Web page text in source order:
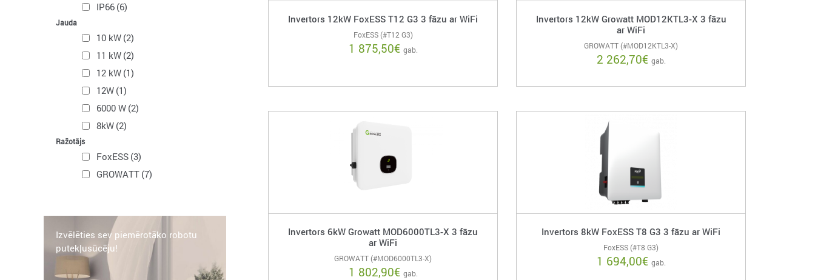
IP66 (6)
Jauda
10 kW (2)
11 kW (2)
12 kW (1)
12W (1)
6000 W (2)
8kW (2)
Ražotājs
FoxESS (3)
GROWATT (7)
Izvēlēties sev piemērotāko robotu
putekļusūcēju!
Invertors 12kW FoxESS T12 G3 3 fāzu ar WiFi
FoxESS (#T12 G3)
1 875,50€ gab.
Invertors 12kW Growatt MOD12KTL3-X 3 fāzu
ar WiFi
GROWATT (#MOD12KTL3-X)
2 262,70€ gab.
Invertors 6kW Growatt MOD6000TL3-X 3 fāzu
ar WiFi
GROWATT (#MOD6000TL3-X)
1 802,90€ gab.
Invertors 8kW FoxESS T8 G3 3 fāzu ar WiFi
FoxESS (#T8 G3)
1 694,00€ gab.